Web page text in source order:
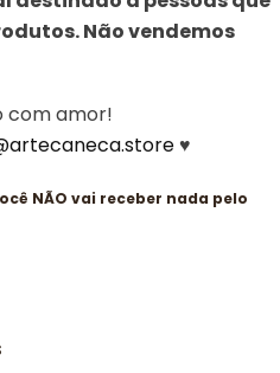
Não vendemos
com amor!
♥
NÃO vai receber nada pelo